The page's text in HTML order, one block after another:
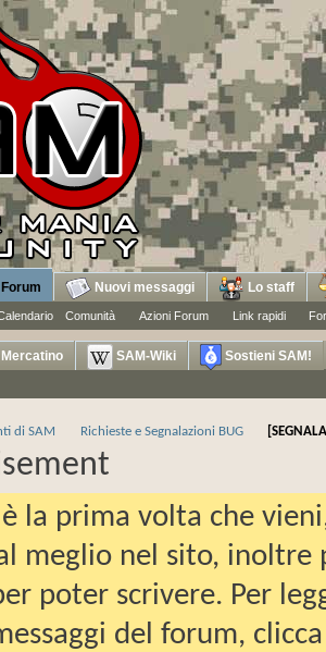
Forum
Comunità Azioni Forum Link rapidi
Nuovi messaggi Lo staff
Mercatino SAM-Wiki Sostieni SAM!
di SAM Richieste e Segnalazioni BUG
è la prima volta che
meglio nel sito, inoltre
poter scrivere. Per
del forum,